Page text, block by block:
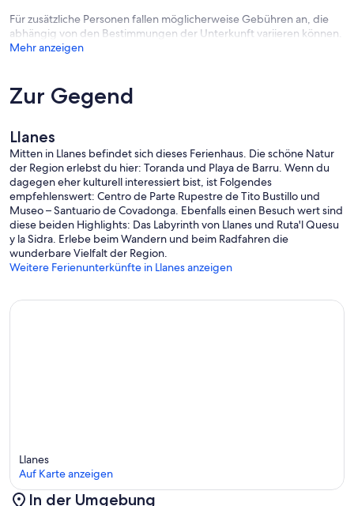
Für zusätzliche Personen fallen möglicherweise Gebühren an, die
abhängig von den Bestimmungen der Unterkunft variieren können.
Mehr anzeigen
Zur Gegend
Llanes
Mitten in Llanes befindet sich dieses Ferienhaus. Die schöne Natur
der Region erlebst du hier: Toranda und Playa de Barru. Wenn du
dagegen eher kulturell interessiert bist, ist Folgendes
empfehlenswert: Centro de Parte Rupestre de Tito Bustillo und
Museo – Santuario de Covadonga. Ebenfalls einen Besuch wert sind
diese beiden Highlights: Das Labyrinth von Llanes und Ruta'l Quesu
y la Sidra. Erlebe beim Wandern und beim Radfahren die
wunderbare Vielfalt der Region.
Weitere Ferienunterkünfte in Llanes anzeigen
Llanes
Auf Karte anzeigen
In der Umgebung